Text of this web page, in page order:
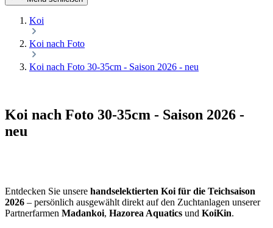
Koi
Koi nach Foto
Koi nach Foto 30-35cm - Saison 2026 - neu
Koi nach Foto 30-35cm - Saison 2026 -
neu
Entdecken Sie unsere handselektierten Koi für die Teichsaison
2026 – persönlich ausgewählt direkt auf den Zuchtanlagen unserer
Partnerfarmen Madankoi, Hazorea Aquatics und KoiKin.